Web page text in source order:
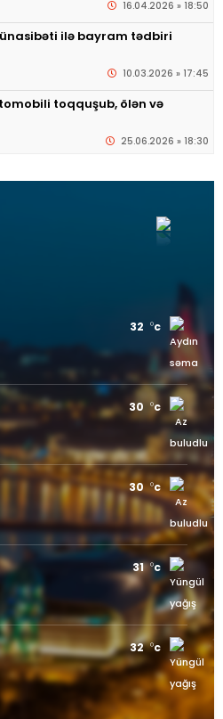
16.04.2026 » 18:50
ilə bayram tədbiri
10.03.2026 » 17:45
toqquşub, ölən və
25.06.2026 » 18:30
32 c
30 c
30 c
31 c
32 c